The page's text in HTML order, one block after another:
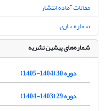
مقالات آماده انتشار
شماره جاری
شماره‌های پیشین نشریه
دوره 30 (1404-1405)
دوره 29 (1403-1404)